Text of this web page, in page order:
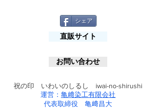
シェア
直販サイト
お問い合わせ
祝の印 いわいのしるし iwai-no-shirushi
運営： 亀﨑染工有限会社
代表取締役 亀﨑昌大